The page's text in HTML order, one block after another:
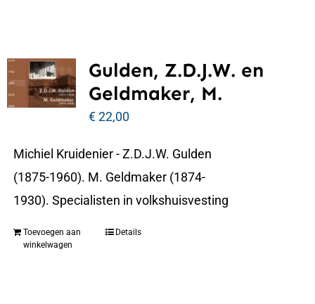
Gulden, Z.D.J.W. en
Geldmaker, M.
€22,00
Michiel Kruidenier - Z.D.J.W. Gulden
(1875-1960). M. Geldmaker (1874-
1930). Specialisten in volkshuisvesting
Toevoegen aan
winkelwagen
Details